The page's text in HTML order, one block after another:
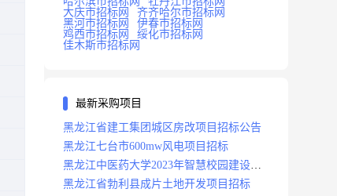
大庆市招标网
齐齐哈尔市招标网
黑河市招标网
伊春市招标网
鸡西市招标网
绥化市招标网
佳木斯市招标网
最新采购项目
黑龙江省建工集团城区房改项目招标公告
黑龙江七台市600mw风电项目招标
黑龙江中医药大学2023年智慧校园建设项
目招标公告
黑龙江省勃利县成片土地开发项目招标